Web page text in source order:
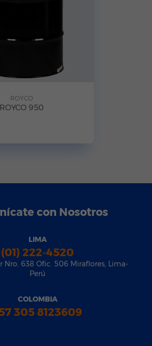
ROYCO
ROYCO 950
con Nosotros
LIMA
(01) 222-4520
Nro. 638 Ofic. 506 Miraflores, Lima-
Perú
COLOMBIA
305 8123609